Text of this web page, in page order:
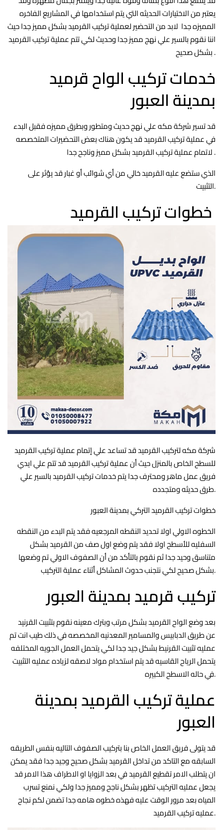
يعتبر من الاختيارات الحديثه التي يتم استخدامها في المشاريع الفاخره
المميزه جدا لابد من التحضير لعملية تركيب القرميد بشكل مميز جدا حيث
اننا نقوم بالسير علي نهج مميز جدا وحديث لكي تتم عملية تركيب القرميد
بشكل صحيح .
خدمات تركيب الواح قرميد
بمدينة العبور
قد تسير شركة مكه علي نهج حديث ومتطور وبطرق مميزه فقبل البدء
في عملية تركيب القرميد قد يكون هناك بعض التحضيرات المتخصصه
لاتمام عملية تركيب القرميد بشكل مميز وناجح جدا .
الذي ستضع عليه القرميد خالي من أي شوائب أو غبار قد يؤثر على
التثبيت.
شركة مكه لتركيب القرميد قد تساعد علي إتمام عملية تركيب القرميد
للسطح الخاص بالمنزل حيث أن عملية تركيب القرميد قد تتم علي ايدي
فريق عمل ماهر ومحترف جدا يتم خدمات تركيب القرميد بالسير علي
طرق حديثه ومتجدده.
خطوات تركيب القرميد التركي بمدينة العبور
الخطوه الاولي اولا تحديد النقطه المرجعيه فقد يتم البدء من النقطه
السفليه للأسطح اولا فقد يتم وضع اول صف من القرميد بشكل
متناسق وحيد جدا ثم نقوم بالتأكد من أن الصفوف الاولي تم وضعها
بشكل صحيح لكي نتجنب حدوث المشاكل أثناء عملية التركيب.
تركيب قرميد بمدينة العبور
بعد وضع الواح القرميد بشكل مرتب وبترك معينه نقوم بتثبيت القرنيد
عن طريق الدبابيس والمسامير المعدنيه المخصصه في ذلك طيب انت تم
عمليه تثبيت القرنيط بشكل جيد جدا لكي يتحمل العمل الجويه المختلفه
يتحمل الرياح القاسيه قد يتم استخدام مواد لاصقه لزياده عمليه التثبيت
في حاله الاسطح الكبيره.
عملية تركيب القرميد بمدينة
العبور
قد يتولى فريق العمل الخاص بنا بتركيب الصفوف التاليه بنفس الطريقه
السابقه مع التاكد من تداخل القرميد بشكل صحيح وجيد جدا فقد يمكن
ان يتطلب الامر تقطيع القرميد في بعد الزوايا او الاطراف هذا الامر قد
يجعل عمليه التركيب تظهر بشكل ناجح ومميز جدا ولكي نمنع تسرب
المياه بعد مرور الوقت عليه فهذه خطوه هامه جدا تضمن لكم نجاح
عمليه تركيب القرميد.